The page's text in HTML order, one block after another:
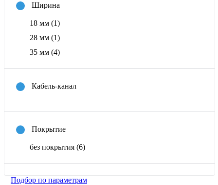
Ширина
18 мм (1)
28 мм (1)
35 мм (4)
Кабель-канал
Покрытие
без покрытия (6)
Подбор по параметрам